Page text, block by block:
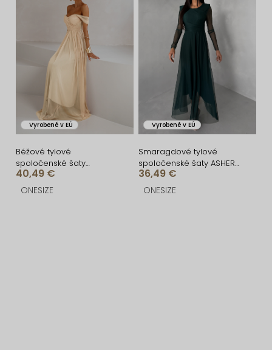
Vyrobené v EÚ
Béžové tylové
spoločenské šaty
BOSCO
40,49 €
ONESIZE
Vyrobené v EÚ
Smaragdové tylové
spoločenské šaty ASHER
s dlhým rukávom
36,49 €
ONESIZE